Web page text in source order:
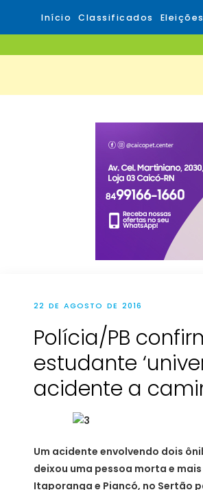
Início Classificados Eleições
22 DE AGOSTO DE 2016
Polícia/PB
estudante
acidente a
Um acidente envolvendo dois
deixou uma pessoa morta e
Itaporanga e Piancó, no Sertão